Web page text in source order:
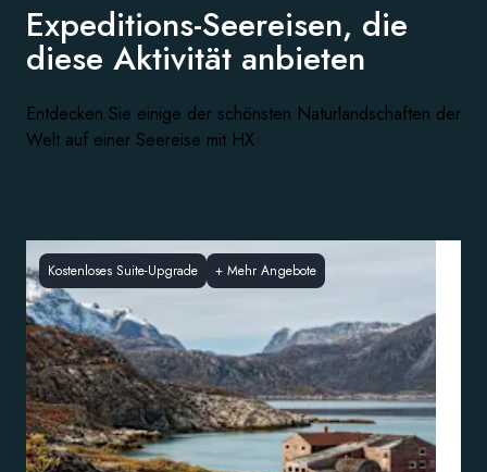
Expeditions-Seereisen, die
diese Aktivität anbieten
Entdecken Sie einige der schönsten Naturlandschaften der
Welt auf einer Seereise mit HX
Kostenloses Suite-Upgrade + Mehr Angebote